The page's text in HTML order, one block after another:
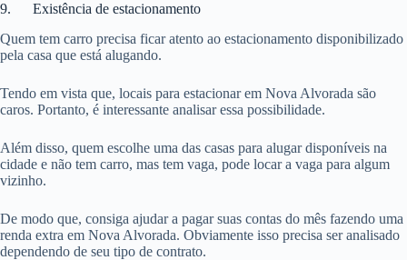
9. Existência de estacionamento
Quem tem carro precisa ficar atento ao estacionamento disponibilizado
pela casa que está alugando.
Tendo em vista que, locais para estacionar em Nova Alvorada são
caros. Portanto, é interessante analisar essa possibilidade.
Além disso, quem escolhe uma das casas para alugar disponíveis na
cidade e não tem carro, mas tem vaga, pode locar a vaga para algum
vizinho.
De modo que, consiga ajudar a pagar suas contas do mês fazendo uma
renda extra em Nova Alvorada. Obviamente isso precisa ser analisado
dependendo de seu tipo de contrato.